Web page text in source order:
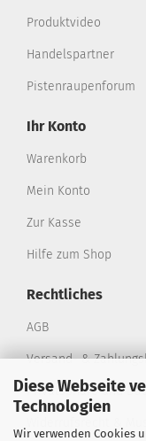
Diese Webseite
Technologien
Wir verwenden Cookies
Produktvideo
Handelspartner
Pistenraupenforum
Ihr Konto
Warenkorb
Mein Konto
Zur Kasse
Hilfe zum Shop
Rechtliches
AGB
Versand- &
Privatsphäre und